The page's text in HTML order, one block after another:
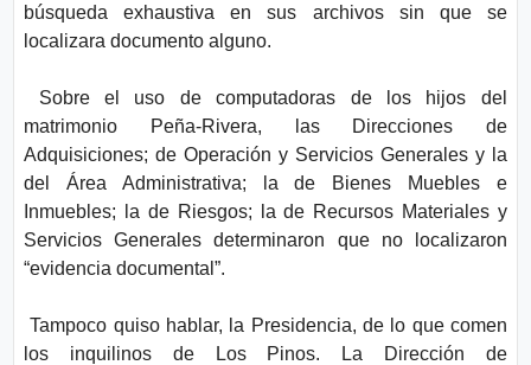
búsqueda exhaustiva en sus archivos sin que se
localizara documento alguno.
Sobre el uso de computadoras de los hijos del
matrimonio Peña-Rivera, las Direcciones de
Adquisiciones; de Operación y Servicios Generales y la
del Área Administrativa; la de Bienes Muebles e
Inmuebles; la de Riesgos; la de Recursos Materiales y
Servicios Generales determinaron que no localizaron
“evidencia documental”.
Tampoco quiso hablar, la Presidencia, de lo que comen
los inquilinos de Los Pinos. La Dirección de